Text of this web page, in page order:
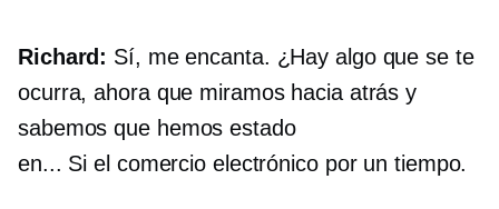
Richard: Sí, me encanta. ¿Hay algo que se te
ocurra, ahora que miramos hacia atrás y
sabemos que hemos estado
en... Si el comercio electrónicopor un tiempo.